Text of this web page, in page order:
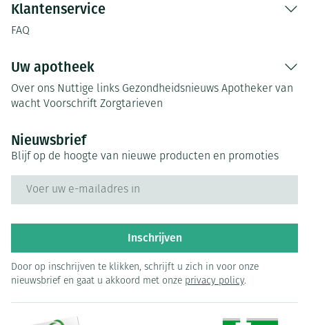
Klantenservice
FAQ
Uw apotheek
Over ons Nuttige links Gezondheidsnieuws Apotheker van
wacht Voorschrift Zorgtarieven
Nieuwsbrief
Blijf op de hoogte van nieuwe producten en promoties
Inschrijven
Door op inschrijven te klikken, schrijft u zich in voor onze
nieuwsbrief en gaat u akkoord met onze privacy policy.